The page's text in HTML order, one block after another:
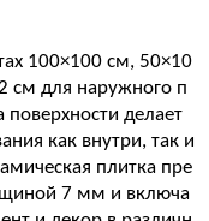
100×100 см, 50×10
см для наружного п
делает
как внутри, так и
плитка пре
7 мм и включа